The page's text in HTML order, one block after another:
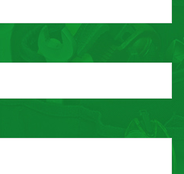
při vaší
návštěvě co
odmítnete,